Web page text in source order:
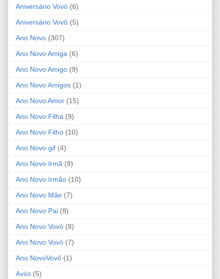
Aniversário Vovó (6)
Aniversário Vovô (5)
Ano Novo (307)
Ano Novo Amiga (6)
Ano Novo Amigo (9)
Ano Novo Amigos (1)
Ano Novo Amor (15)
Ano Novo Filha (9)
Ano Novo Filho (10)
Ano Novo gif (4)
Ano Novo Irmã (9)
Ano Novo Irmão (10)
Ano Novo Mãe (7)
Ano Novo Pai (8)
Ano Novo Vovó (8)
Ano Novo Vovô (7)
Ano NovoVovô (1)
Avós (5)